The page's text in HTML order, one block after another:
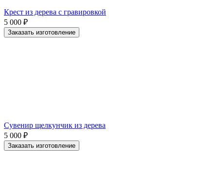
Крест из дерева с гравировкой
5 000 ₽
Заказать изготовление
Сувенир щелкунчик из дерева
5 000 ₽
Заказать изготовление